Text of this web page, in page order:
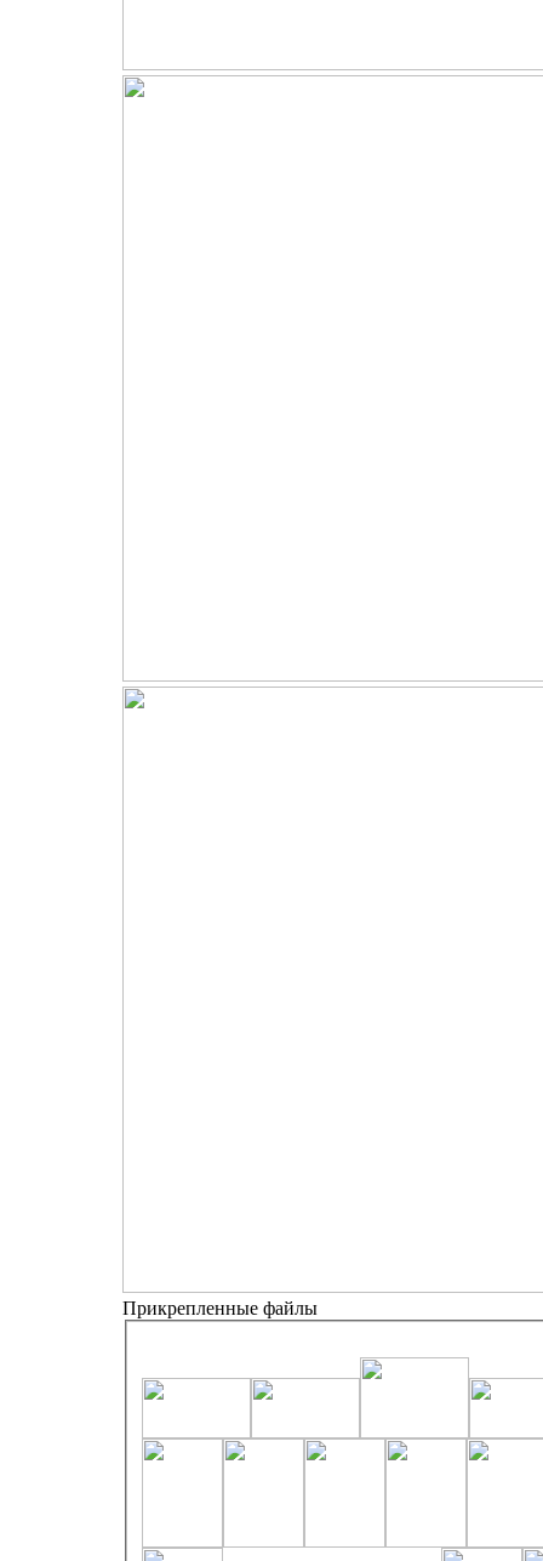
Прикрепленные файлы